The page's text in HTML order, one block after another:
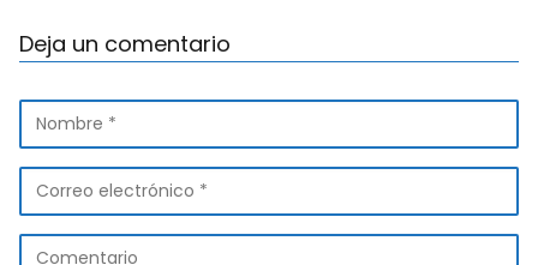
Deja un comentario